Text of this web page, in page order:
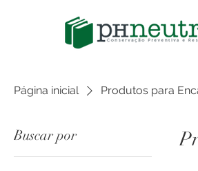
Página inicial Produtos para
Buscar por